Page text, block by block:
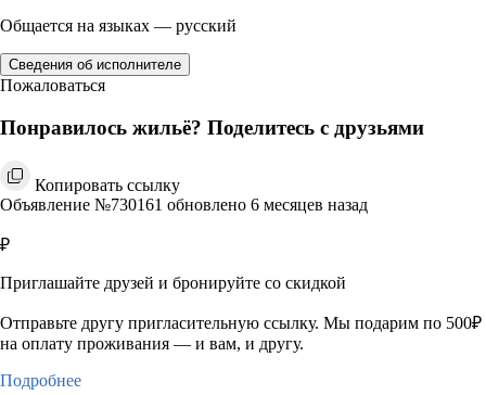
Общается на языках — русский
Сведения об исполнителе
Пожаловаться
Понравилось жильё? Поделитесь с друзьями
Копировать ссылку
Объявление №730161 обновлено 6 месяцев назад
₽
Приглашайте друзей и бронируйте со скидкой
Отправьте другу пригласительную ссылку. Мы подарим по 500₽
на оплату проживания — и вам, и другу.
Подробнее